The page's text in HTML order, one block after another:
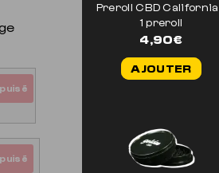
Preroll CBD
1 preroll
4,90€
AJOUTER